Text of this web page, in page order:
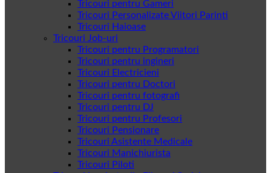
Tricouri pentru Gameri
Tricouri Personalizate Viitori Parinti
Tricouri Haioase
Tricouri Job-uri
Tricouri pentru Programatori
Tricouri pentru ingineri
Tricouri Electricieni
Tricouri pentru Doctori
Tricouri pentru fotografi
Tricouri pentru DJ
Tricouri pentru Profesori
Tricouri Pensionare
Tricouri Asistente Medicale
Tricouri Manichiurista
Tricouri Piloti